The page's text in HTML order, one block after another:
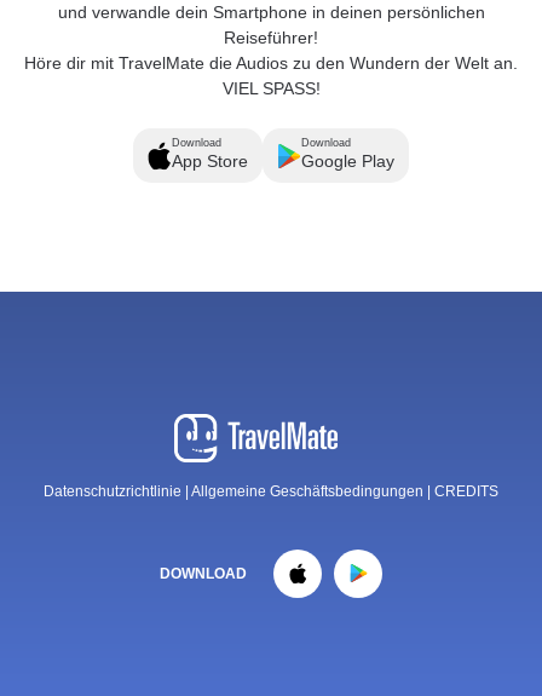
und verwandle dein Smartphone in deinen persönlichen
Reiseführer!
Höre dir mit TravelMate die Audios zu den Wundern der Welt an.
VIEL SPASS!
Download
App Store
Download
Google Play
Datenschutzrichtlinie Allgemeine Geschäftsbedingungen CREDITS
DOWNLOAD